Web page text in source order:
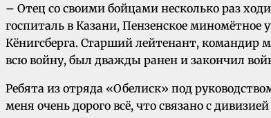
– Отец со своими бойцами несколько раз
госпиталь в Казани, Пензенское миномётное
Кёнигсберга. Старший лейтенант, командир
всю войну, был дважды ранен и закончил
Ребята из отряда «Обелиск» под
меня очень дорого всё, что связано с